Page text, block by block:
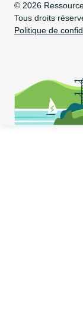
© 2026
Tous droits
Politique de